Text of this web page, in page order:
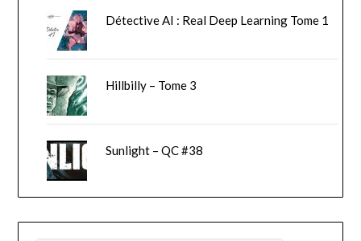
Détective AI : Real Deep Learning Tome 1
Hillbilly – Tome 3
Sunlight – QC #38